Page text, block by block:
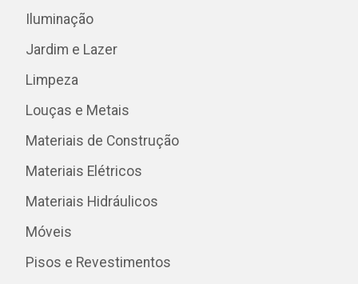
Iluminação
Jardim e Lazer
Limpeza
Louças e Metais
Materiais de Construção
Materiais Elétricos
Materiais Hidráulicos
Móveis
Pisos e Revestimentos